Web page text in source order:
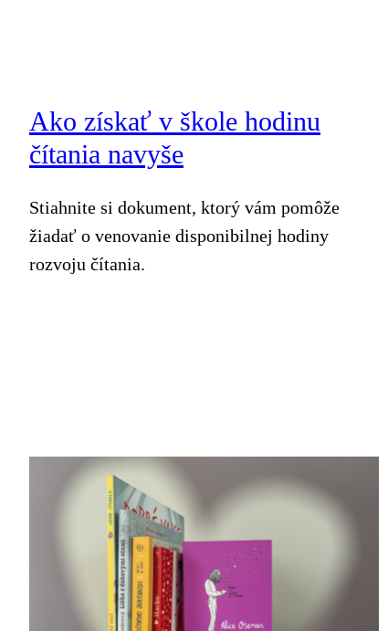
Ako získať v škole hodinu
čítania navyše
Stiahnite si dokument, ktorý vám pomôže
žiadať o venovanie disponibilnej hodiny
rozvoju čítania.